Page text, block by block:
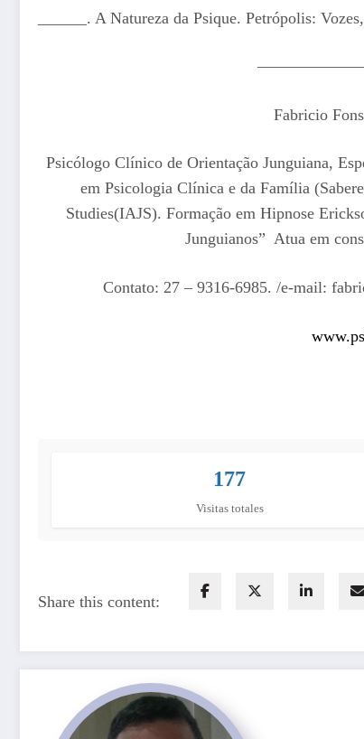
______. A Natureza da Psique. Petrópolis:
Fabricio
Psicólogo Clínico de Orientação Junguiana,
em Psicologia Clínica e da Família
Studies(IAJS). Formação em Hipnose
Junguianos” Atua em
Contato: 27 – 9316-6985. /e-mail:
177
Visitas totales
Share this content: